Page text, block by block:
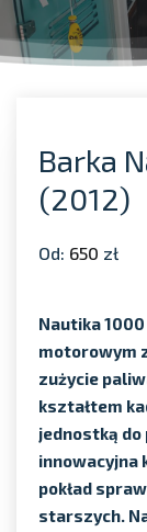
Barka
(2012)
Od: 650 zł
Nautika
motorowym
zużycie
kształtem
jednostką do
innowacyjna
pokład
starszych.